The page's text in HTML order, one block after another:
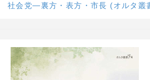
社会党―裏方・表方・市長 (オルタ叢